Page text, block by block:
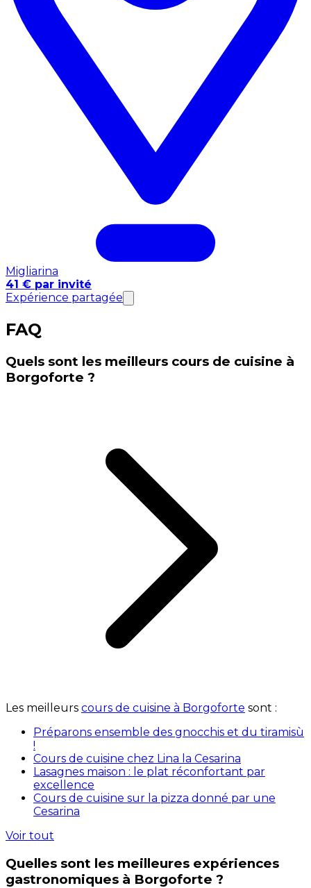
Migliarina
41 € par invité
Expérience partagée
FAQ
Quels sont les meilleurs cours de cuisine à
Borgoforte ?
Les meilleurs cours de cuisine à Borgoforte sont :
Préparons ensemble des gnocchis et du tiramisù
!
Cours de cuisine chez Lina la Cesarina
Lasagnes maison : le plat réconfortant par
excellence
Cours de cuisine sur la pizza donné par une
Cesarina
Voir tout
Quelles sont les meilleures expériences
gastronomiques à Borgoforte ?